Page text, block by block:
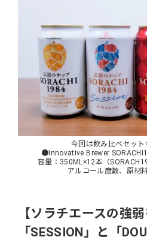
今回は飲み比べセット
●Innovative Brewer
容量：350ML×12本（
アルコール度数、原材
【ソラチエースの強
「SESSION」と「